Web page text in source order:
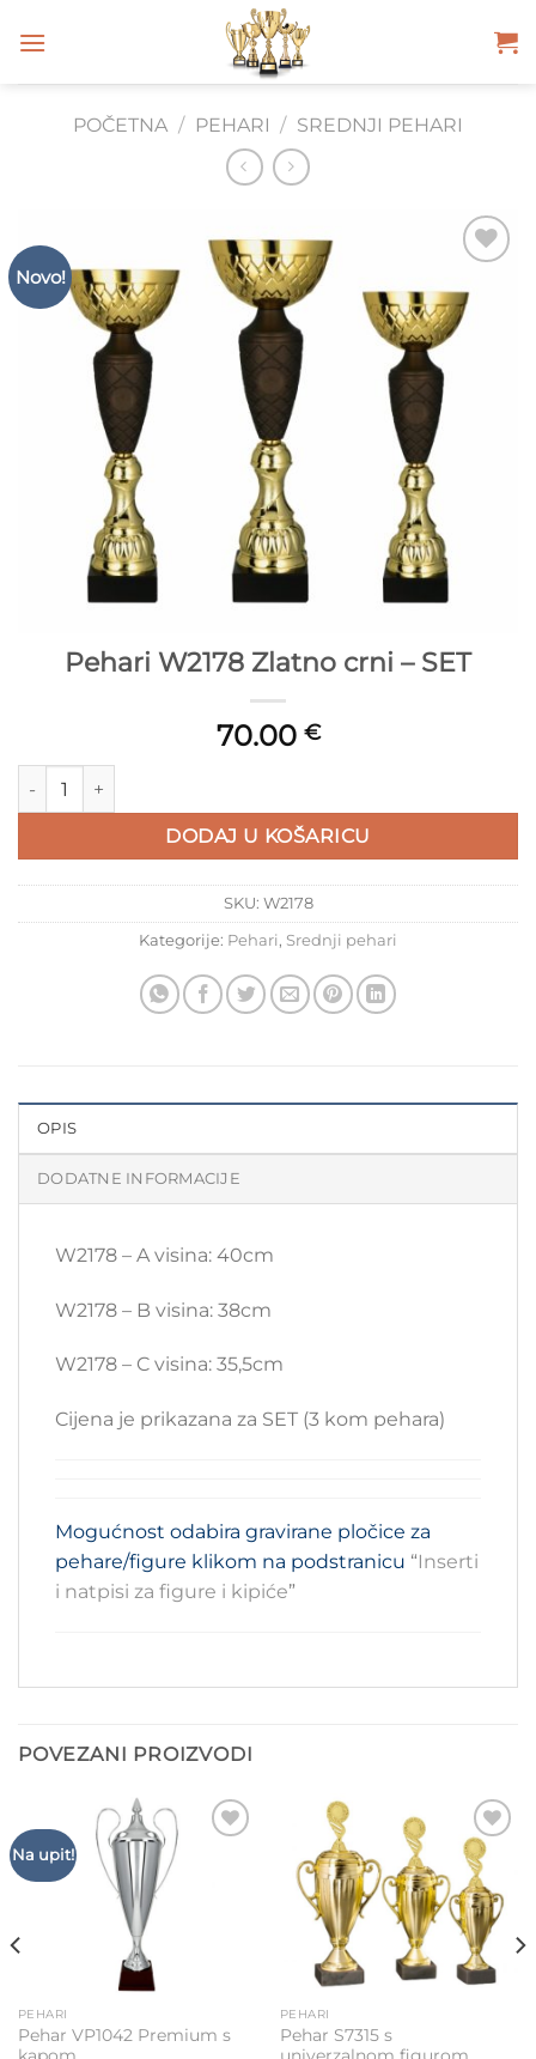
POČETNA / PEHARI / SREDNJI PEHARI
Novo!
Wishlist
Pehari W2178 Zlatno crni – SET
70.00 €
Pehari W2178 Zlatno crni - SET količina
DODAJ U KOŠARICU
SKU: W2178
Kategorije: Pehari , Srednji pehari
OPIS
DODATNE INFORMACIJE
W2178 – A visina: 40cm
W2178 – B visina: 38cm
W2178 – C visina: 35,5cm
Cijena je prikazana za SET (3 kom pehara)
Mogućnost odabira gravirane pločice za
pehare/figure klikom na podstranicu “Inserti
i natpisi za figure i kipiće”
POVEZANI PROIZVODI
Na upit!
PEHARI
Pehar VP1042 Premium s
Add to
Wishlist
PEHARI
Pehar S7315 s
This
product